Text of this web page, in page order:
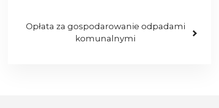
Opłata za gospodarowanie odpadami
komunalnymi